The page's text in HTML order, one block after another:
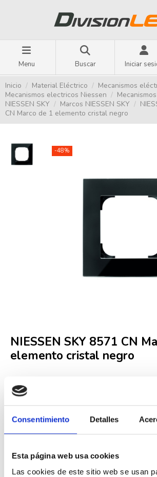
Consentimiento Detalles
Esta página web usa cookies
Las cookies de este sitio web se usan
Menu Buscar Iniciar
Inicio Material Eléctrico
Mecanismos
Mecanismos electricos Niessen
NIESSEN SKY
Marcos NIESSEN SKY
CN Marco de 1 elemento cristal negro
-48%
NIESSEN SKY 8571 CN
elemento cristal negro
Referencia8571 CN
22,20 €42,69 € -48%